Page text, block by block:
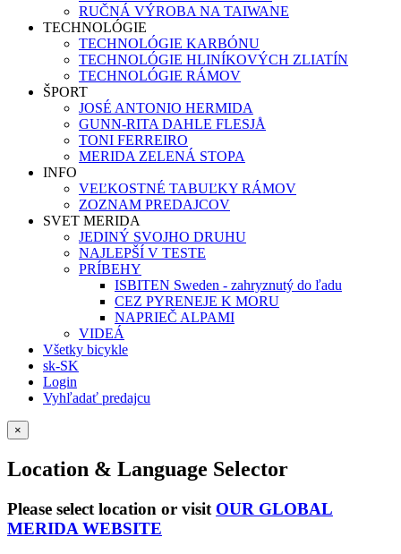
RUČNÁ VÝROBA NA TAIWANE
TECHNOLÓGIE
TECHNOLÓGIE KARBÓNU
TECHNOLÓGIE HLINÍKOVÝCH ZLIATÍN
TECHNOLÓGIE RÁMOV
ŠPORT
JOSÉ ANTONIO HERMIDA
GUNN-RITA DAHLE FLESJÅ
TONI FERREIRO
MERIDA ZELENÁ STOPA
INFO
VEĽKOSTNÉ TABUĽKY RÁMOV
ZOZNAM PREDAJCOV
SVET MERIDA
JEDINÝ SVOJHO DRUHU
NAJLEPŠÍ V TESTE
PRÍBEHY
ISBITEN Sweden - zahryznutý do ľadu
CEZ PYRENEJE K MORU
NAPRIEČ ALPAMI
VIDEÁ
Všetky bicykle
sk-SK
Login
Vyhľadať predajcu
×
Location & Language Selector
Please select location or visit OUR GLOBAL
MERIDA WEBSITE